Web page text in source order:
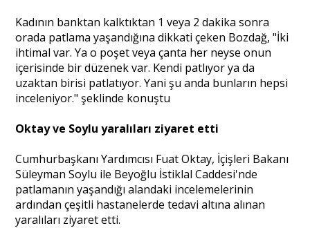
Kadının banktan kalktıktan 1 veya 2 dakika sonra
orada patlama yaşandığına dikkati çeken Bozdağ, "İki
ihtimal var. Ya o poşet veya çanta her neyse onun
içerisinde bir düzenek var. Kendi patlıyor ya da
uzaktan birisi patlatıyor. Yani şu anda bunların hepsi
inceleniyor." şeklinde konuştu
Oktay ve Soylu yaralıları ziyaret etti
Cumhurbaşkanı Yardımcısı Fuat Oktay, İçişleri Bakanı
Süleyman Soylu ile Beyoğlu İstiklal Caddesi'nde
patlamanın yaşandığı alandaki incelemelerinin
ardından çeşitli hastanelerde tedavi altına alınan
yaralıları ziyaret etti.